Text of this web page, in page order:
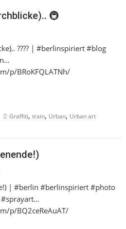
🚇
???? | #berlinspiriert #blog
p/BRoKFQLATNh/
Graffiti,train, Urban, Urban art
| #berlin #berlinspiriert #photo
p/BQ2ceReAuAT/